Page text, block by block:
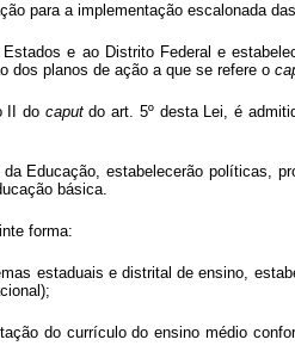
para a implementação escalonada
e ao Distrito Federal e
dos planos de ação a que se refere o
II do caputdo art. 5º desta Lei, é
Educação, estabelecerão políticas,
básica.
forma:
estaduais e distrital de ensino,
do currículo do ensino médio